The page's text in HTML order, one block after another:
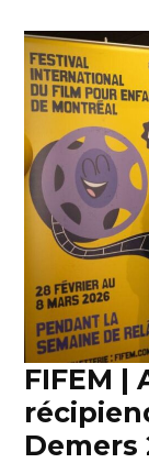
FIFEM |
Demers